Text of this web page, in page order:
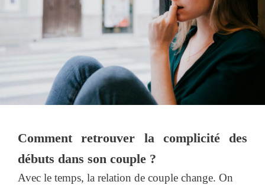
Comment retrouver la complicité des
débuts dans son couple ?
Avec le temps, la relation de couple change. On